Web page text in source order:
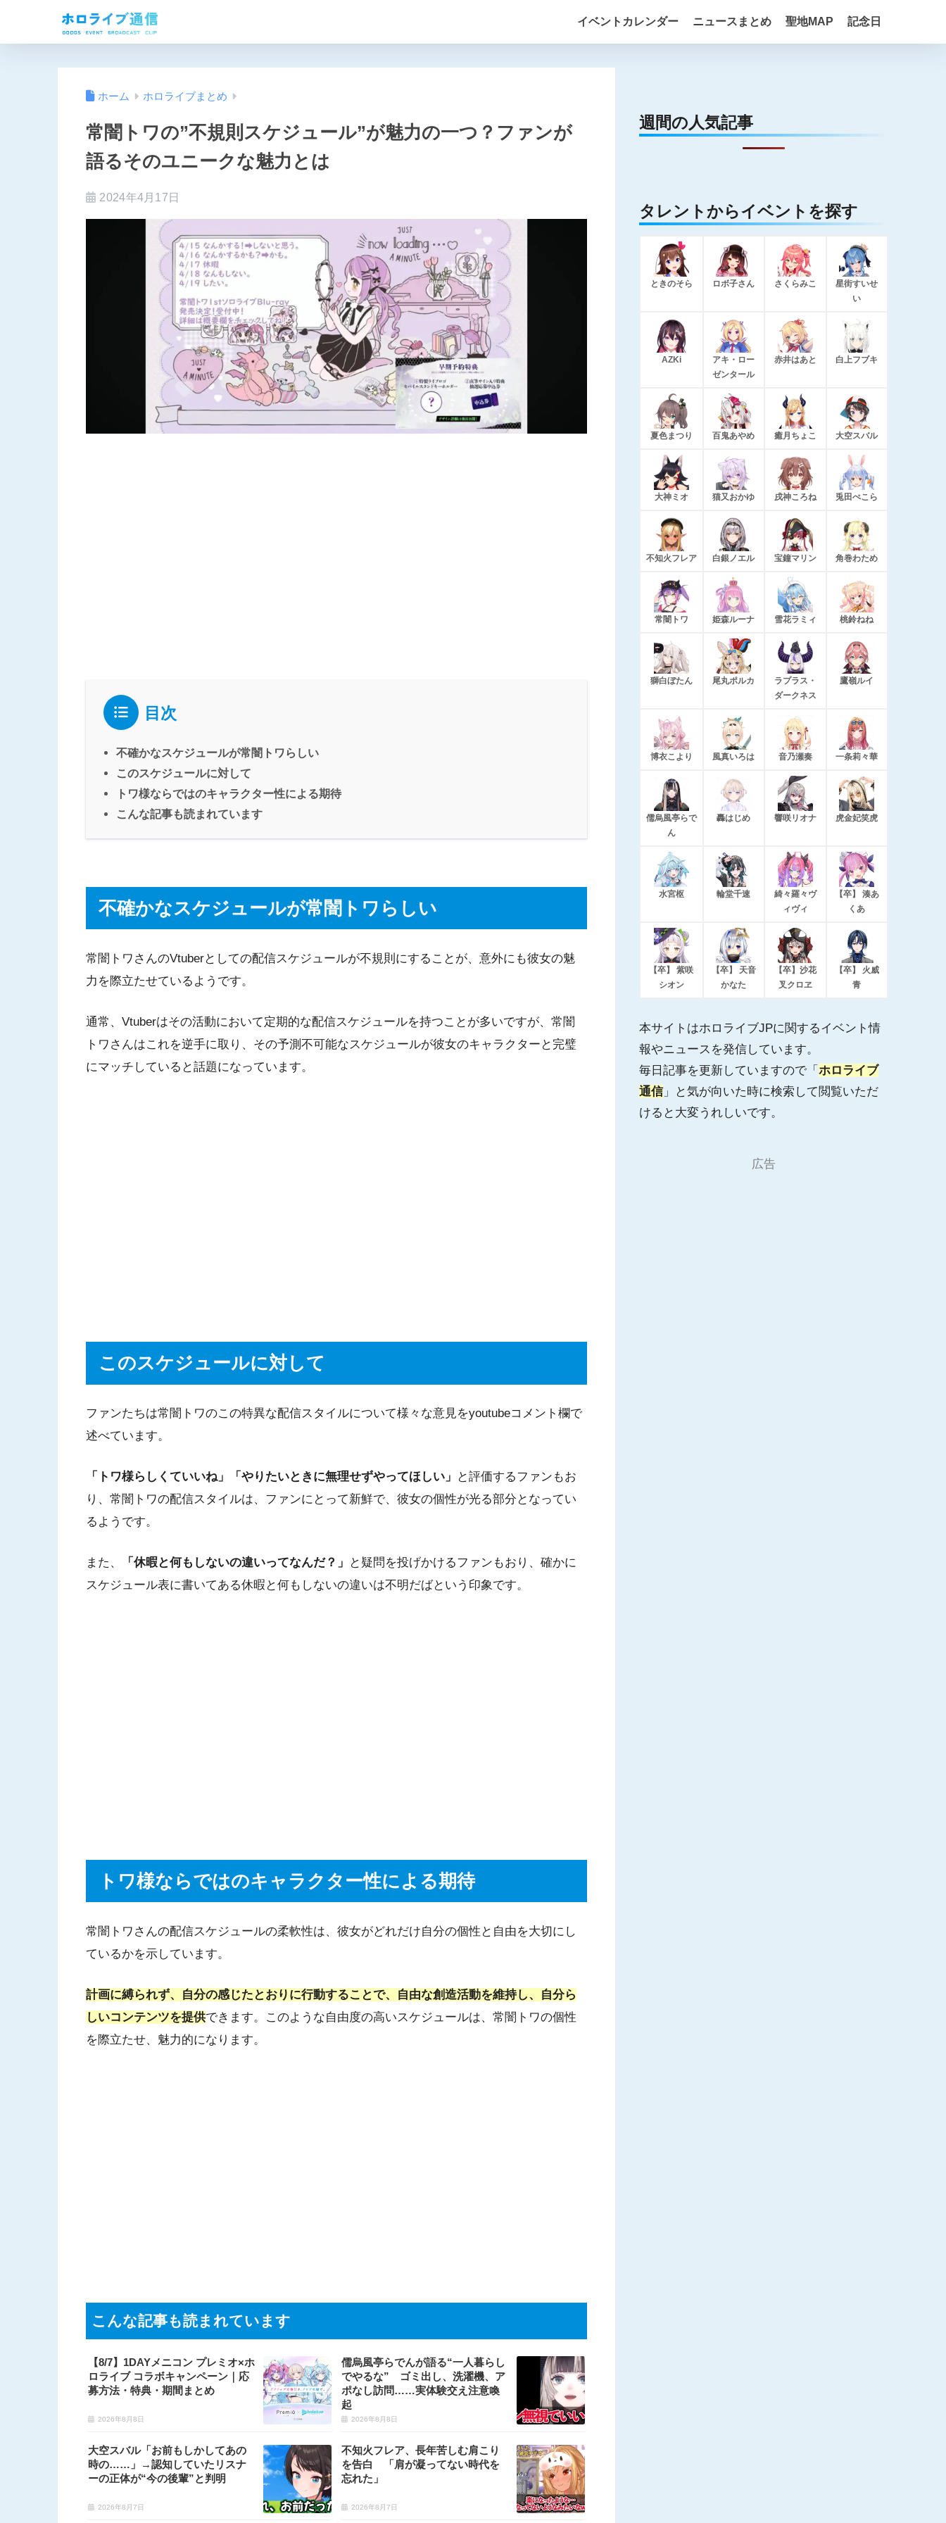
イベントカレンダー ニュースまとめ 聖地MAP 記念日
ホーム ホロライブまとめ
常闇トワの”不規則スケジュール”が魅力の一つ？ファンが
語るそのユニークな魅力とは
2024年4月17日
目次
不確かなスケジュールが常闇トワらしい
このスケジュールに対して
トワ様ならではのキャラクター性による期待
こんな記事も読まれています
不確かなスケジュールが常闇トワらしい
常闇トワさんのVtuberとしての配信スケジュールが不規則にすることが、意外にも彼女の魅
力を際立たせているようです。
通常、Vtuberはその活動において定期的な配信スケジュールを持つことが多いですが、常闇
トワさんはこれを逆手に取り、その予測不可能なスケジュールが彼女のキャラクターと完璧
にマッチしていると話題になっています。
このスケジュールに対して
ファンたちは常闇トワのこの特異な配信スタイルについて様々な意見をyoutubeコメント欄で
述べています。
「トワ様らしくていいね」「やりたいときに無理せずやってほしい」
と評価するファンもお
り、常闇トワの配信スタイルは、ファンにとって新鮮で、彼女の個性が光る部分となってい
るようです。
また、 「休暇と何もしないの違いってなんだ？」
と疑問を投げかけるファンもおり、確かに
スケジュール表に書いてある休暇と何もしないの違いは不明だばという印象です。
トワ様ならではのキャラクター性による期待
常闇トワさんの配信スケジュールの柔軟性は、彼女がどれだけ自分の個性と自由を大切にし
ているかを示しています。
計画に縛られず、自分の感じたとおりに行動することで、自由な創造活動を維持し、自分ら
しいコンテンツを提供できます。このような自由度の高いスケジュールは、常闇トワの個性
を際立たせ、魅力的になります。
こんな記事も読まれています
2026年8月8日
【8/7】1DAYメニコン プレミオ×ホ
ロライブ コラボキャンペーン｜応
募方法・特典・期間まとめ
2026年8月8日
儒烏風亭らでんが語る“一人暮らし
でやるな” ゴミ出し、洗濯機、ア
ポなし訪問……実体験交え注意喚
起
2026年8月7日
大空スバル「お前もしかしてあの
時の……」→認知していたリスナ
ーの正体が“今の後輩”と判明
2026年8月7日
不知火フレア、長年苦しむ肩こり
を告白 「肩が凝ってない時代を
忘れた」
週間の人気記事
タレントからイベントを探す
ときのそら ロボ子さん さくらみこ
星街すいせ
い
AZKi
アキ・ロー
ゼンタール
赤井はあと 白上フブキ
夏色まつり 百鬼あやめ 癒月ちょこ 大空スバル
大神ミオ 猫又おかゆ 戌神ころね 兎田ぺこら
不知火フレア 白銀ノエル 宝鐘マリン 角巻わため
常闇トワ 姫森ルーナ 雪花ラミィ 桃鈴ねね
獅白ぼたん 尾丸ポルカ
ラプラス・
ダークネス
鷹嶺ルイ
博衣こより 風真いろは 音乃瀬奏 一条莉々華
儒烏風亭らで
ん
轟はじめ 響咲リオナ 虎金妃笑虎
水宮枢 輪堂千速
綺々羅々ヴ
ィヴィ
【卒】 湊あ
くあ
【卒】 紫咲
シオン
【卒】 天音
かなた
【卒】沙花
叉クロヱ
【卒】 火威
青
本サイトはホロライブJPに関するイベント情
報やニュースを発信しています。
毎日記事を更新していますので「 ホロライブ
通信」と気が向いた時に検索して閲覧いただ
けると大変うれしいです。
広告